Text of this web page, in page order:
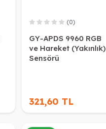
(0)
GY-APDS 9960 RGB
ve Hareket (Yakınlık)
Sensörü
321,60 TL